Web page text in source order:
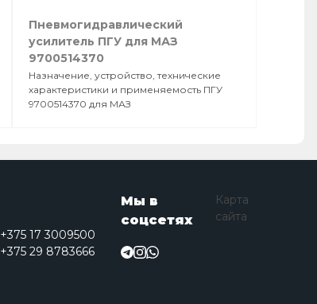
Пневмогидравлический
усилитель ПГУ для МАЗ
9700514370
Назначение, устройство, технические
характеристики и применяемость ПГУ
9700514370 для МАЗ
+375 17 3009500
+375 29 8783666
Мы в
соцсетях
Карта
сайта